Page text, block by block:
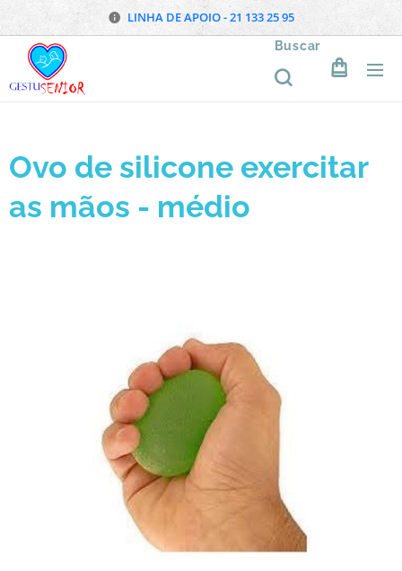
LINHA DE APOIO - 21 133 25 95
Buscar
Ovo de silicone exercitar
as mãos - médio